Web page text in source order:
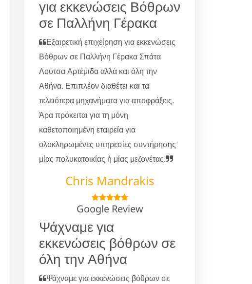
για εκκενώσεις Βόθρων
σε Παλλήνη Γέρακα
Εξαιρετική επιχείρηση για εκκενώσεις
Βόθρων σε Παλλήνη Γέρακα Σπάτα
Λούτσα Αρτέμιδα αλλά και όλη την
Αθήνα. Επιπλέον διαθέτει και τα
τελειότερα μηχανήματα για αποφράξεις.
Άρα πρόκειται για τη μόνη
καθετοποιημένη εταιρεία για
ολοκληρωμένες υπηρεσίες συντήρησης
μίας πολυκατοικίας ή μίας μεζονέτας.
Chris Mandrakis
Google Review
Ψάχναμε για
εκκενώσεις βόθρων σε
όλη την Αθήνα
Ψάχναμε για εκκενώσεις βόθρων σε